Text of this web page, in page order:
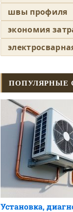
швы профиля
экономия
ПОПУЛЯРНЫЕ
Установка,